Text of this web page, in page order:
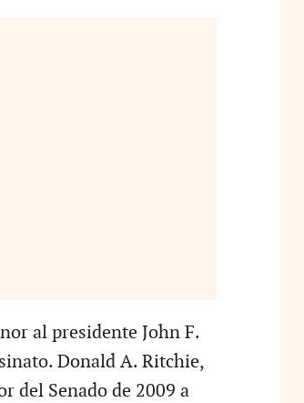
al presidente John F.
Donald A. Ritchie,
del Senado de 2009 a